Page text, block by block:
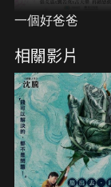
一個好爸爸
相關影片